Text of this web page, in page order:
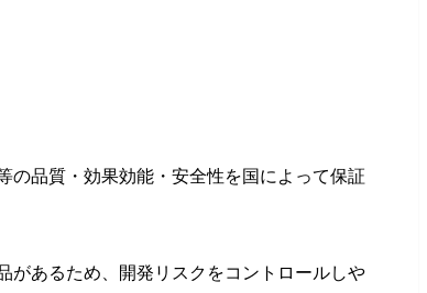
の品質・効果効能・安全性を国によって保証
があるため、開発リスクをコントロールしや